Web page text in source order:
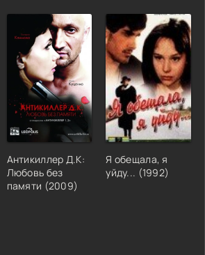
Антикиллер Д.К:
Любовь без
памяти (2009)
Я обещала, я
уйду... (1992)